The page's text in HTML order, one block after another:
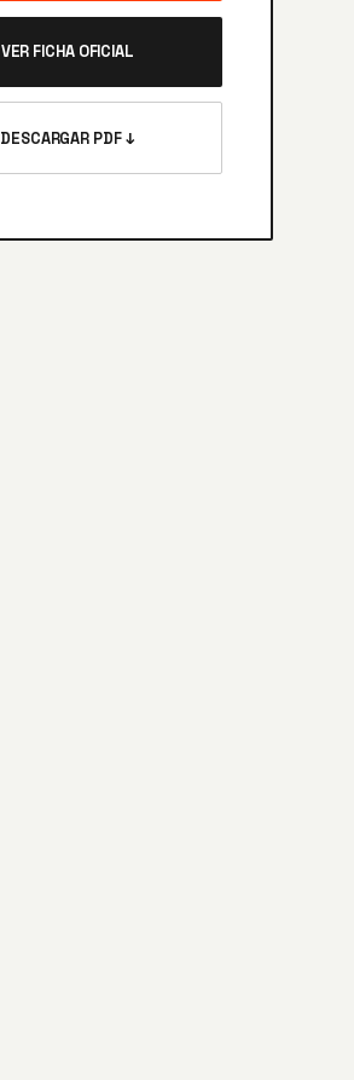
VER FICHA OFICIAL
DESCARGAR PDF ↓